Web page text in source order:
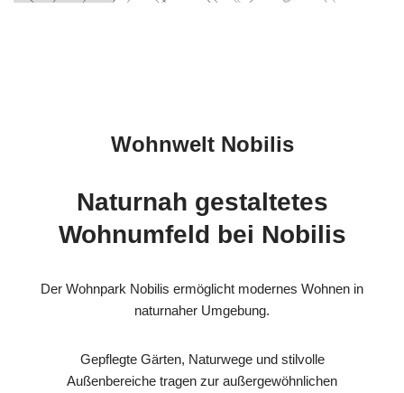
Wohnwelt Nobilis
Naturnah gestaltetes
Wohnumfeld bei Nobilis
Der Wohnpark Nobilis ermöglicht modernes Wohnen in
naturnaher Umgebung.
Gepflegte Gärten, Naturwege und stilvolle
Außenbereiche tragen zur außergewöhnlichen